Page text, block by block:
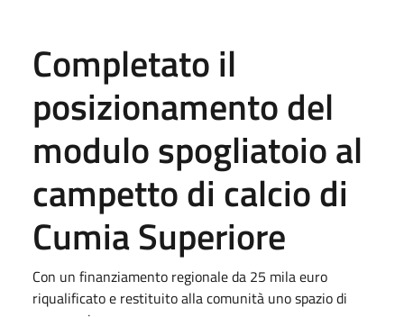
Completato il
posizionamento del
modulo spogliatoio al
campetto di calcio di
Cumia Superiore
Con un finanziamento regionale da 25 mila euro
riqualificato e restituito alla comunità uno spazio di